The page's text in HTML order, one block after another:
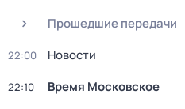
Прошедшие передачи
22:00 Новости
22:10 Время Московское